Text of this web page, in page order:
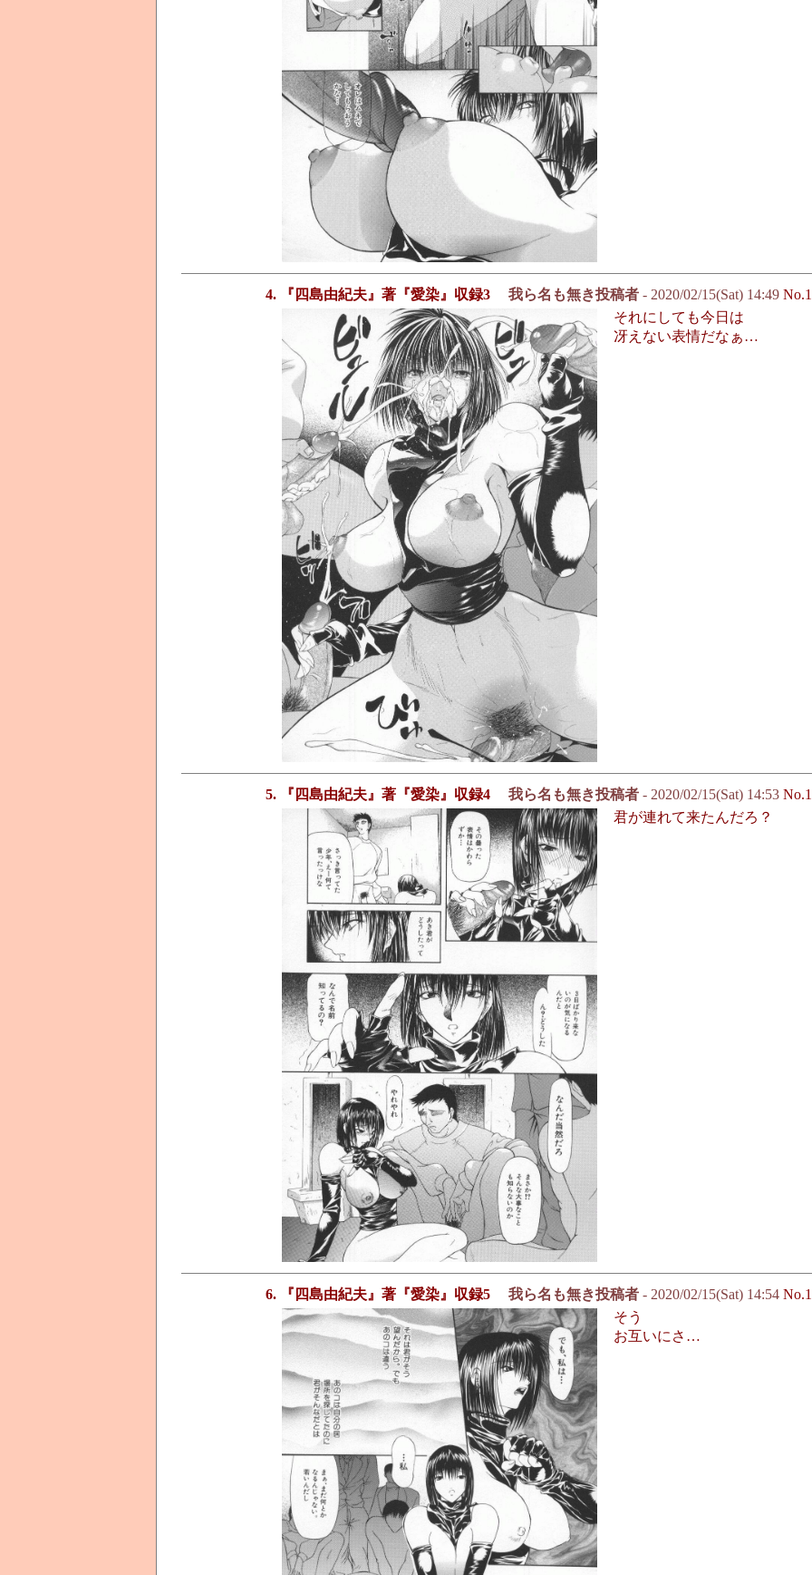
4. 『四島由紀夫』著『愛染』収録3 我ら名も無き投稿者 - 2020/02/15(Sat) 14:49
それにしても今日は
冴えない表情だなぁ…
5. 『四島由紀夫』著『愛染』収録4 我ら名も無き投稿者 - 2020/02/15(Sat) 14:53
君が連れて来たんだろ？
6. 『四島由紀夫』著『愛染』収録5 我ら名も無き投稿者 - 2020/02/15(Sat) 14:54
そう
お互いにさ…